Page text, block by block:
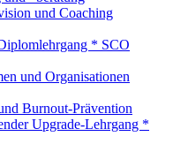
und Coaching
* SCO
und Organisationen
Burnout-Prävention
Upgrade-Lehrgang *